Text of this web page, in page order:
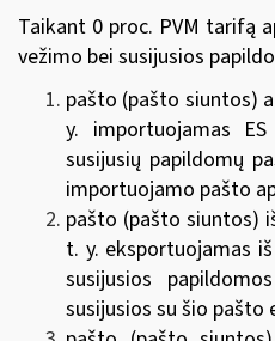
Taikant 0 proc. PVM tarifą
vežimo bei susijusios
pašto (pašto siuntos)
y. importuojamas
susijusių papildomų
importuojamo pašto
pašto (pašto siuntos)
t. y. eksportuojamas
susijusios
susijusios su šio